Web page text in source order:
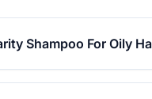
Shampoo For Oily